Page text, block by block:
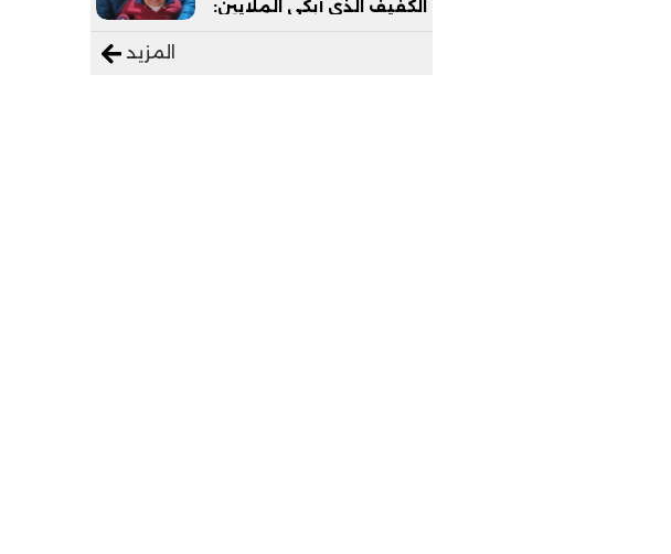
الكفيف الذي أبكى الملايين:
المزيد